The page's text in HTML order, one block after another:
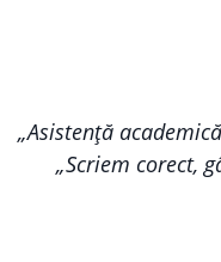
„Asistență
„Scriem corect,